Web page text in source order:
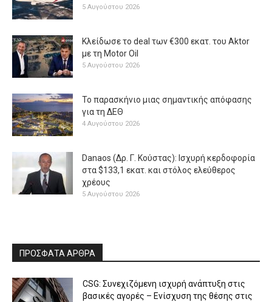
5 Αυγούστου 2026
Κλείδωσε το deal των €300 εκατ. του Aktor
με τη Μotor Oil
5 Αυγούστου 2026
Το παρασκήνιο μιας σημαντικής απόφασης
για τη ΔΕΘ
4 Αυγούστου 2026
Danaos (Δρ. Γ. Κούστας): Ισχυρή κερδοφορία
στα $133,1 εκατ. και στόλος ελεύθερος
χρέους
5 Αυγούστου 2026
ΠΡΟΣΦΑΤΑ ΑΡΘΡΑ
CSG: Συνεχιζόμενη ισχυρή ανάπτυξη στις
βασικές αγορές – Ενίσχυση της θέσης στις